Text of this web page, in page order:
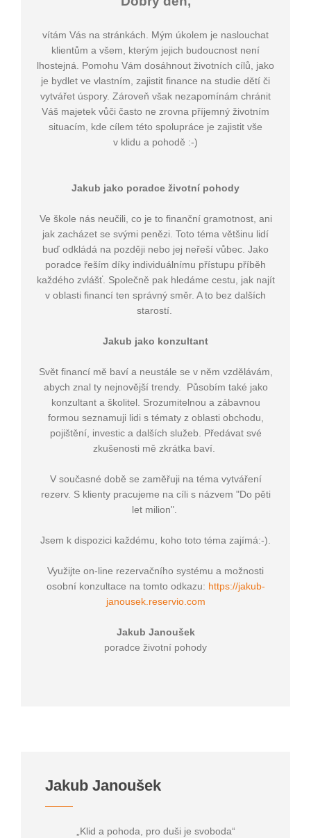
vítám Vás na stránkách. Mým úkolem je naslouchat
klientům a všem, kterým jejich budoucnost není
lhostejná. Pomohu Vám dosáhnout životních cílů, jako
je bydlet ve vlastním, zajistit finance na studie dětí či
vytvářet úspory. Zároveň však nezapomínám chránit
Váš majetek vůči často ne zrovna příjemný životním
situacím, kde cílem této spolupráce je zajistit vše
v klidu a pohodě :-)
Jakub jako poradce životní pohody
Ve škole nás neučili, co je to finanční gramotnost, ani
jak zacházet se svými penězi. Toto téma většinu lidí
buď odkládá na později nebo jej neřeší vůbec. Jako
poradce řeším díky individuálnímu přístupu příběh
každého zvlášť. Společně pak hledáme cestu, jak najít
v oblasti financí ten správný směr. A to bez dalších
starostí.
Jakub jako konzultant
Svět financí mě baví a neustále se v něm vzdělávám,
abych znal ty nejnovější trendy. Působím také jako
konzultant a školitel. Srozumitelnou a zábavnou
formou seznamuji lidi s tématy z oblasti obchodu,
pojištění, investic a dalších služeb. Předávat své
zkušenosti mě zkrátka baví.
V současné době se zaměřuji na téma vytváření
rezerv. S klienty pracujeme na cíli s názvem "Do pěti
let milion".
Jsem k dispozici každému, koho toto téma zajímá:-).
Využijte on-line rezervačního systému a možnosti
osobní konzultace na tomto odkazu: https://jakub-
janousek.reservio.com
Jakub Janoušek
poradce životní pohody
Jakub Janoušek
„Klid a pohoda, pro duši je svoboda“